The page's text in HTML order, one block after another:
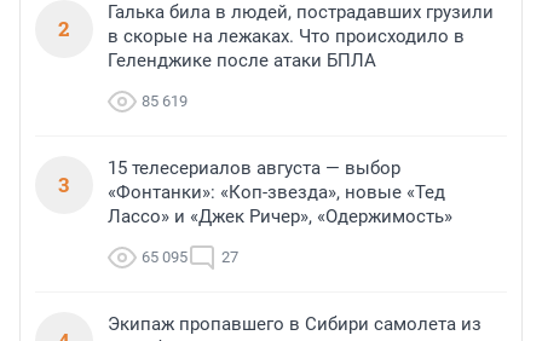
2
Галька била в людей, пострадавших грузили
в скорые на лежаках. Что происходило в
Геленджике после атаки БПЛА
85 619
3
15 телесериалов августа — выбор
«Фонтанки»: «Коп-звезда», новые «Тед
Лассо» и «Джек Ричер», «Одержимость»
65 095 27
Экипаж пропавшего в Сибири самолета из